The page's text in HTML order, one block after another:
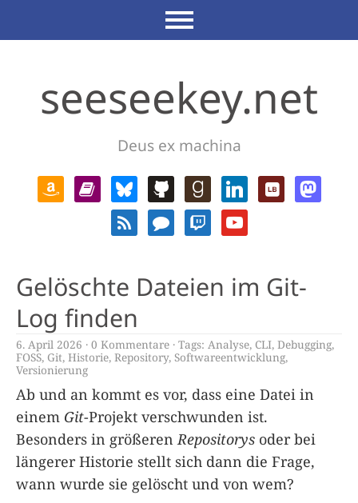
seeseekey.net
Deus ex machina
Gelöschte Dateien im Git-
Log finden
6. April 2026 0 Kommentare Tags: Analyse, CLI, Debugging,
FOSS, Git, Historie, Repository, Softwareentwicklung,
Versionierung
Ab und an kommt es vor, dass eine Datei in
einem Git-Projekt verschwunden ist.
Besonders in größeren Repositorys oder bei
längerer Historie stellt sich dann die Frage,
wann wurde sie gelöscht und von wem?